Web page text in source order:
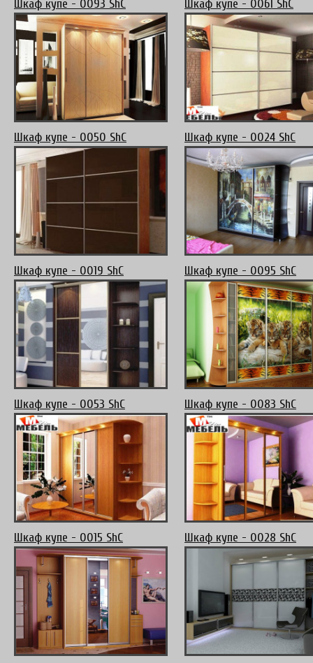
Шкаф купе - 0093 ShC Шкаф купе - 0061 ShC
Шкаф купе - 0050 ShC Шкаф купе - 0024 ShC
Шкаф купе - 0019 ShC Шкаф купе - 0095 ShC
Шкаф купе - 0053 ShC Шкаф купе - 0083 ShC
Шкаф купе - 0015 ShC Шкаф купе - 0028 ShC